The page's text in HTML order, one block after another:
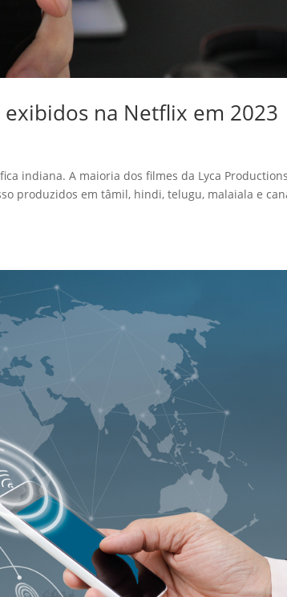
na Netflix em 2023
indiana. A maioria dos filmes da Lyca
produzidos em tâmil, hindi, telugu, malaiala e